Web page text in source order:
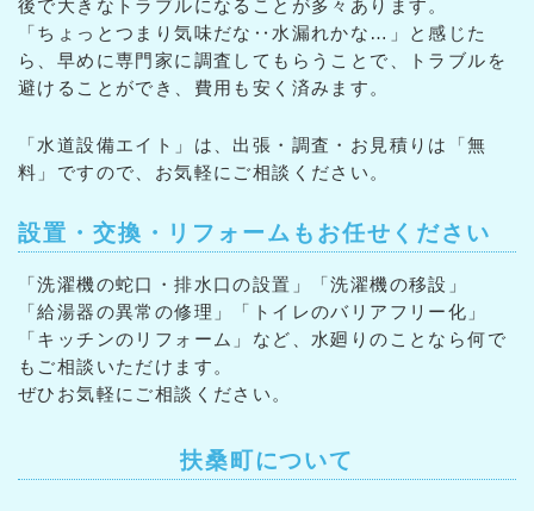
後で大きなトラブルになることが多々あります。
「ちょっとつまり気味だな‥水漏れかな…」と感じた
ら、早めに専門家に調査してもらうことで、トラブルを
避けることができ、費用も安く済みます。
「水道設備エイト」は、出張・調査・お見積りは「無
料」ですので、お気軽にご相談ください。
設置・交換・リフォームもお任せください
「洗濯機の蛇口・排水口の設置」「洗濯機の移設」
「給湯器の異常の修理」「トイレのバリアフリー化」
「キッチンのリフォーム」など、水廻りのことなら何で
もご相談いただけます。
ぜひお気軽にご相談ください。
扶桑町について